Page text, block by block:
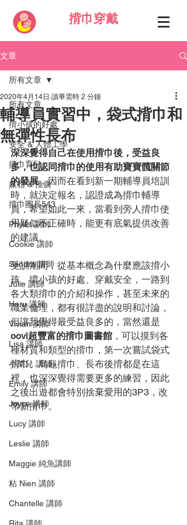
揹巾穿戴
文章
所有文章
揹小孩的好處
安全 & 人體工學
揹巾育兒
媒體 & 推廣
揹巾團長543
Phyllis 講師
Cookie 講師
Sandra 講師
Julie 講師
Haru 講師
Vivian 講師
Lisa 講師
小菜兒 講師
Emily 講師
Joyce 講師
Lucy 講師
Leslie 講師
Maggie 純魚講師
粘 Nien 講師
Chantelle 講師
所有文章
輔導員實習中，袋式揹巾和
無彈性長布
2020年4月14日 讀畢需時 2 分鐘
深深覺得自己在使用揹巾後，受益良
多，也認同揹巾的使用有助寶寶髖關節
的發展，因而在看到新一期輔導員培訓
時，就決定報名，認證成為揹巾輔導
員，希望如此一來，當看到旁人揹巾使
用疑似不正確時，能更有底氣提供改善
的建議。
受訓期間，從基本概念為什麼應該揹小
孩、揹小孩的好處、穿戴安全，一路到
各大類揹巾的介紹和操作，甚至未來的
職業倫理，都有很詳盡的說明和討論，
但讓我覺得最受益良多的，當然還是
oovi超豐富的揹巾圖書館 ，可以摸到各
種材質和類型的揹巾，第一次嘗試袋式
揹巾、烏龜揹巾、長布後揹都是在這
裡，也深深覺得需要更多的練習，因此
之後出遊都會特別捨棄愛用的3P3，改
帶新揹巾。